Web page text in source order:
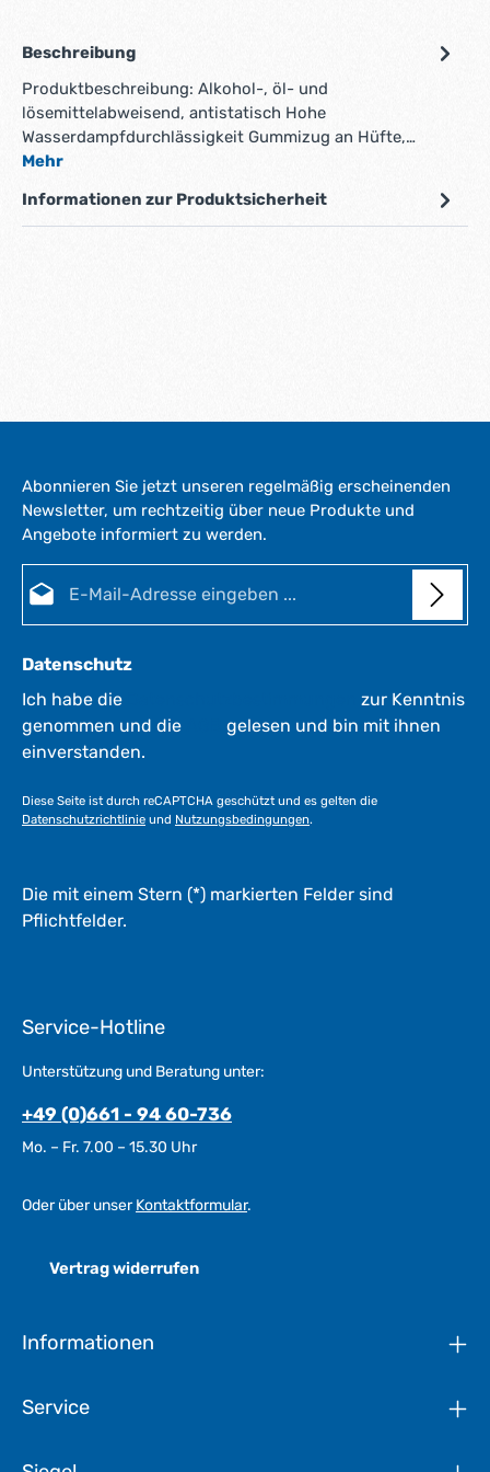
Beschreibung
Produktbeschreibung: Alkohol-, öl- und
lösemittelabweisend, antistatisch Hohe
Wasserdampfdurchlässigkeit Gummizug an Hüfte,…
Mehr
Informationen zur Produktsicherheit
Abonnieren Sie jetzt unseren regelmäßig erscheinenden
Newsletter, um rechtzeitig über neue Produkte und
Angebote informiert zu werden.
Datenschutz
Ich habe die
zur Kenntnis
genommen und die
gelesen und bin mit ihnen
einverstanden.
Diese Seite ist durch reCAPTCHA geschützt und es gelten die
Datenschutzrichtlinie und Nutzungsbedingungen.
Die mit einem Stern (*) markierten Felder sind
Pflichtfelder.
Service-Hotline
Unterstützung und Beratung unter:
+49 (0)661 - 94 60-736
Mo. – Fr. 7.00 – 15.30 Uhr
Oder über unserKontaktformular.
Vertrag widerrufen
Informationen
Service